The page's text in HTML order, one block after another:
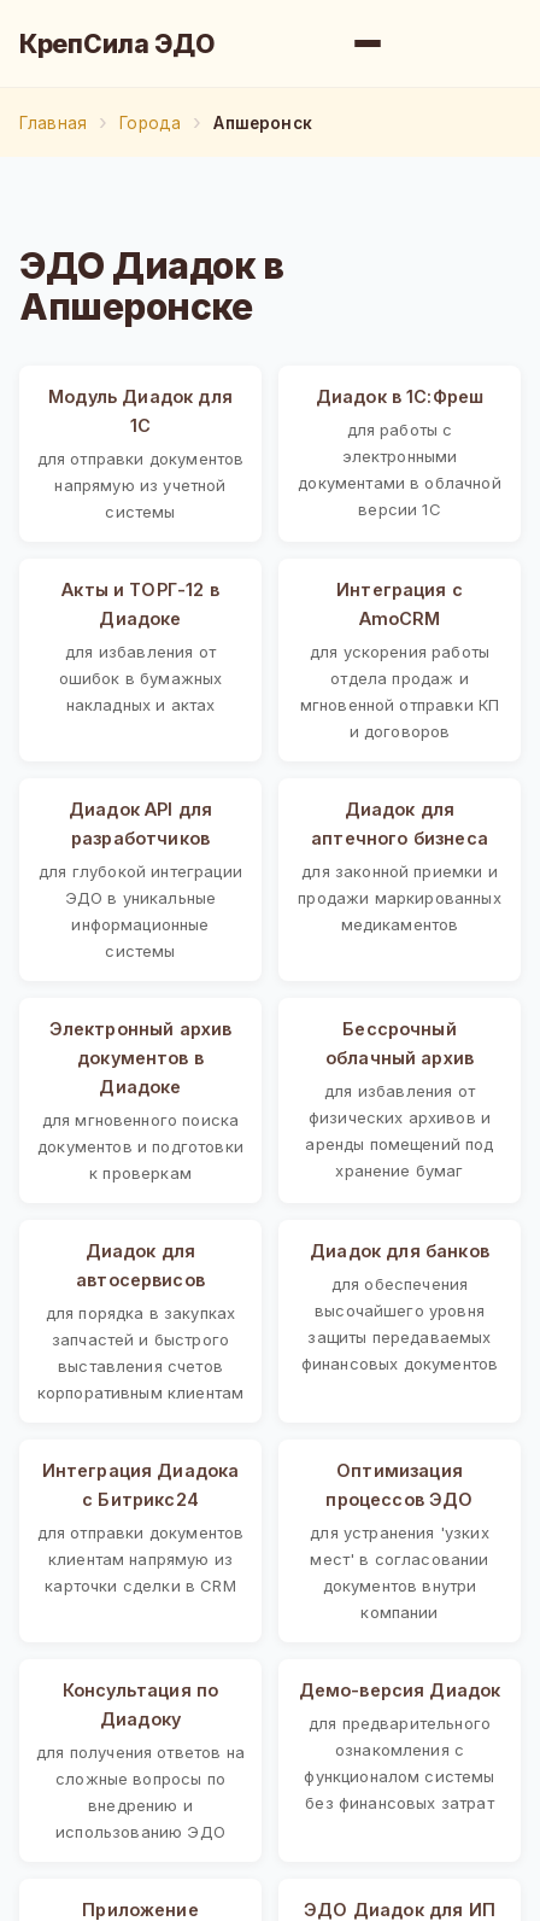
КрепСила ЭДО
Главная Города Апшеронск
ЭДО Диадок в
Апшеронске
Модуль Диадок для
1С
для отправки документов
напрямую из учетной
системы
Диадок в 1С:Фреш
для работы с
электронными
документами в облачной
версии 1С
Акты и ТОРГ-12 в
Диадоке
для избавления от
ошибок в бумажных
накладных и актах
Интеграция с
AmoCRM
для ускорения работы
отдела продаж и
мгновенной отправки КП
и договоров
Диадок API для
разработчиков
для глубокой интеграции
ЭДО в уникальные
информационные
системы
Диадок для
аптечного бизнеса
для законной приемки и
продажи маркированных
медикаментов
Электронный архив
документов в
Диадоке
для мгновенного поиска
документов и подготовки
к проверкам
Бессрочный
облачный архив
для избавления от
физических архивов и
аренды помещений под
хранение бумаг
Диадок для
автосервисов
для порядка в закупках
запчастей и быстрого
выставления счетов
корпоративным клиентам
Диадок для банков
для обеспечения
высочайшего уровня
защиты передаваемых
финансовых документов
Интеграция Диадока
с Битрикс24
для отправки документов
клиентам напрямую из
карточки сделки в CRM
Оптимизация
процессов ЭДО
для устранения 'узких
мест' в согласовании
документов внутри
компании
Консультация по
Диадоку
для получения ответов на
сложные вопросы по
внедрению и
использованию ЭДО
Демо-версия Диадок
для предварительного
ознакомления с
функционалом системы
без финансовых затрат
Приложение
ЭДО Диадок для ИП